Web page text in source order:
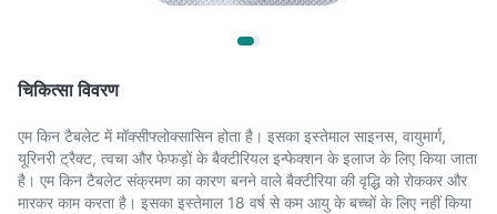
चिकित्सा विवरण
एम किन टैबलेट में मॉक्सीफ्लोक्सासिन होता है। इसका इस्तेमाल साइनस, वायुमार्ग,
यूरिनरी ट्रैक्ट, त्वचा और फेफड़ों के बैक्टीरियल इन्फेक्शन के इलाज के लिए किया जाता
है। एम किन टैबलेट संक्रमण का कारण बनने वाले बैक्टीरिया की वृद्धि को रोककर और
मारकर काम करता है। इसका इस्तेमाल 18 वर्ष से कम आयु के बच्चों के लिए नहीं किया